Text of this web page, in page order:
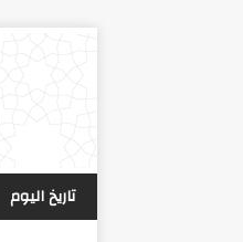
تاريخ اليوم